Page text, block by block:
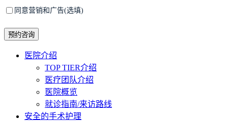
策
同
接
收
同意营销和广告(选填)
医院介绍
TOP TIER介绍
医疗团队介绍
医院概览
就诊指南/来访路线
安全的手术护理